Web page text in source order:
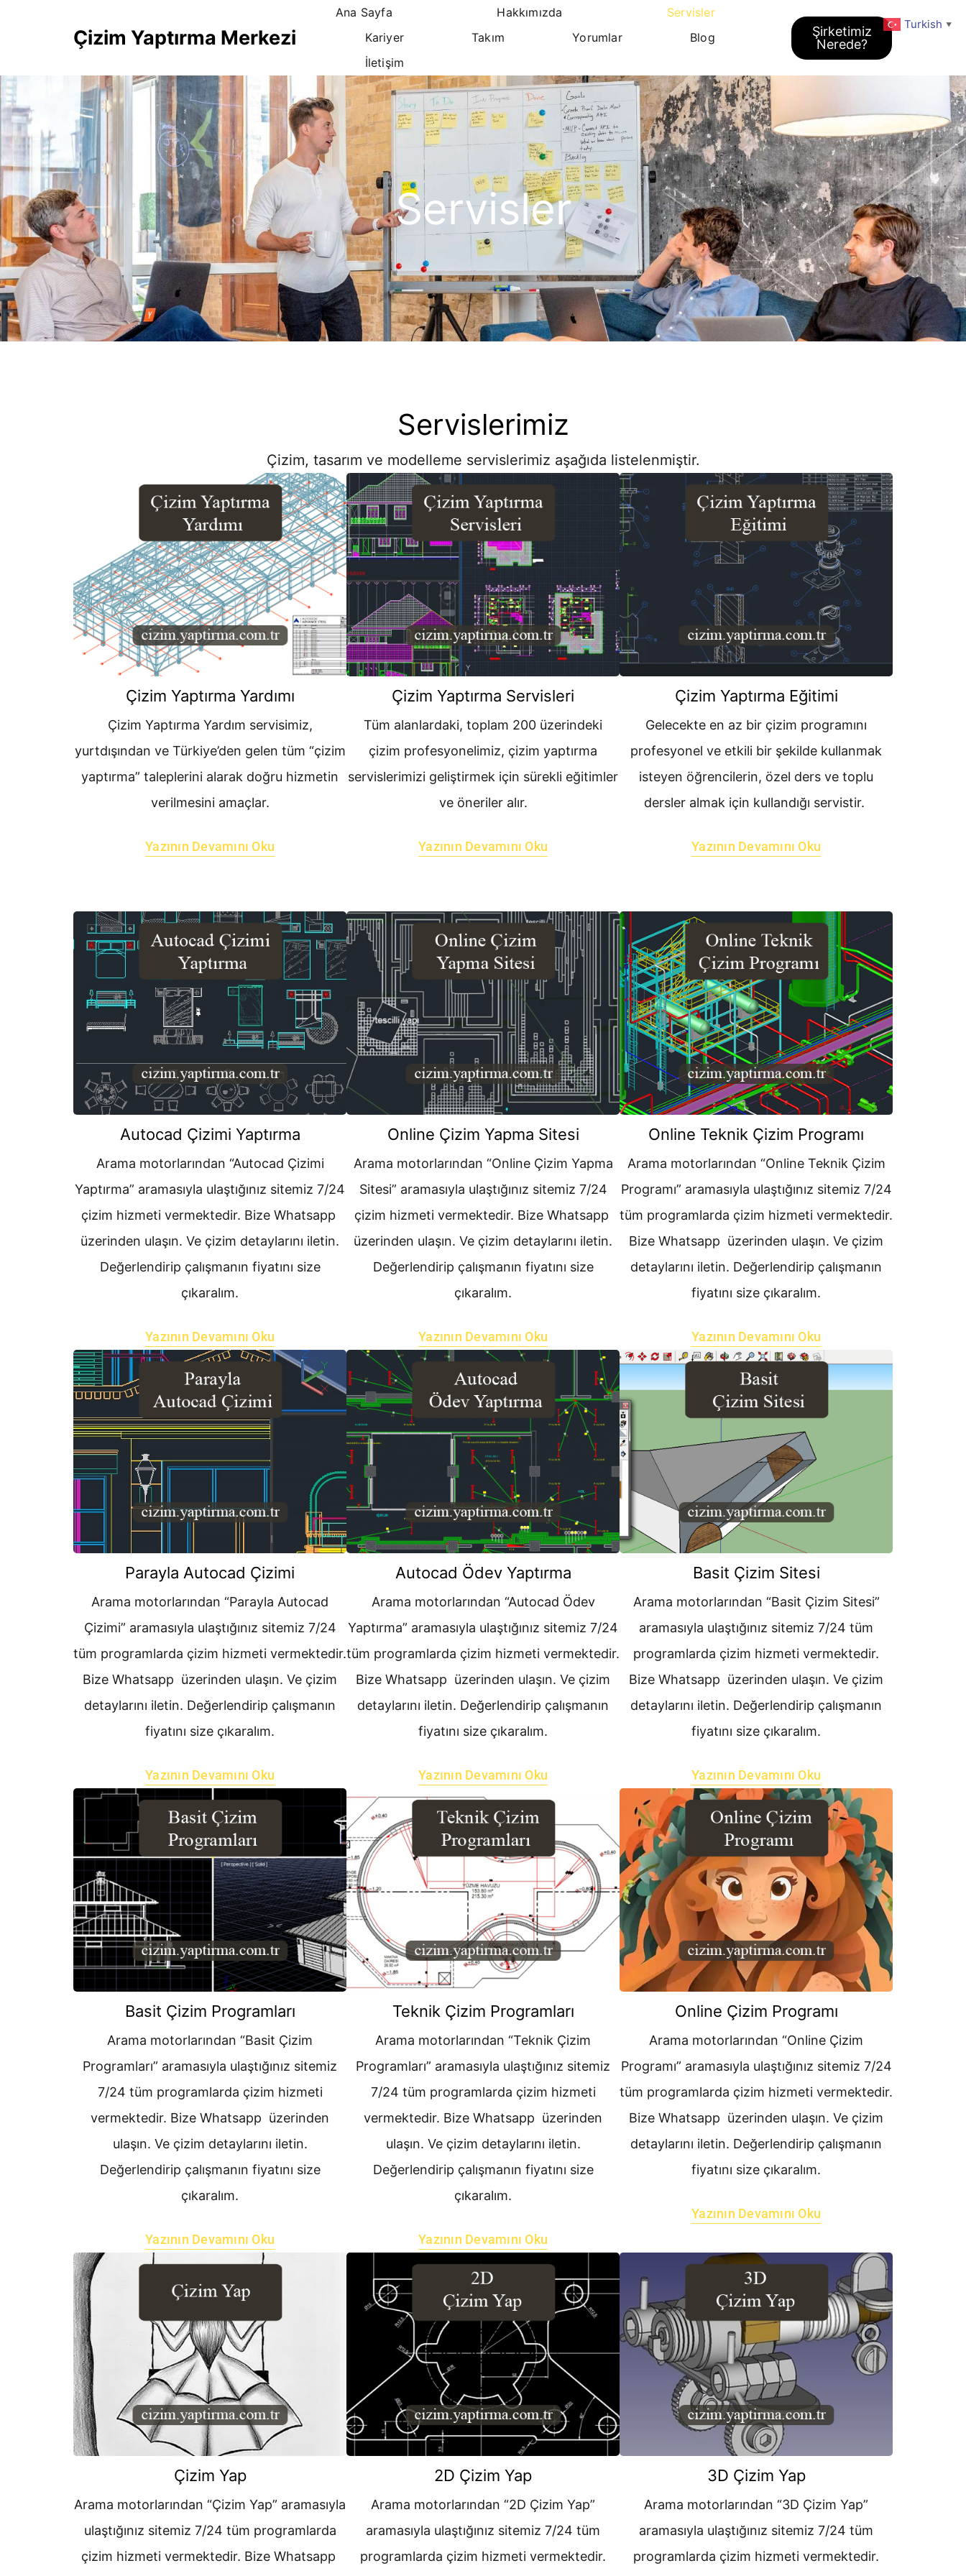
Çizim Yaptırma Merkezi
Ana Sayfa Hakkımızda
Servisler
Kariyer
Takım Yorumlar
Blog
İletişim
Şirketimiz
Nerede?
Servisler
Servislerimiz
Çizim, tasarım ve modelleme servislerimiz aşağıda listelenmiştir.
Çizim Yaptırma Yardımı
Çizim Yaptırma Yardım servisimiz,
yurtdışından ve Türkiye’den gelen tüm “çizim
yaptırma” taleplerini alarak doğru hizmetin
verilmesini amaçlar.
Yazının Devamını Oku
Çizim Yaptırma Servisleri
Tüm alanlardaki, toplam 200 üzerindeki
çizim profesyonelimiz, çizim yaptırma
servislerimizi geliştirmek için sürekli eğitimler
ve öneriler alır.
Yazının Devamını Oku
Çizim Yaptırma Eğitimi
Gelecekte en az bir çizim programını
profesyonel ve etkili bir şekilde kullanmak
isteyen öğrencilerin, özel ders ve toplu
dersler almak için kullandığı servistir.
Yazının Devamını Oku
Autocad Çizimi Yaptırma
Arama motorlarından “Autocad Çizimi
Yaptırma” aramasıyla ulaştığınız sitemiz 7/24
çizim hizmeti vermektedir. Bize Whatsapp
üzerinden ulaşın. Ve çizim detaylarını iletin.
Değerlendirip çalışmanın fiyatını size
çıkaralım.
Yazının Devamını Oku
Online Çizim Yapma Sitesi
Arama motorlarından “Online Çizim Yapma
Sitesi” aramasıyla ulaştığınız sitemiz 7/24
çizim hizmeti vermektedir. Bize Whatsapp
üzerinden ulaşın. Ve çizim detaylarını iletin.
Değerlendirip çalışmanın fiyatını size
çıkaralım.
Yazının Devamını Oku
Online Teknik Çizim Programı
Arama motorlarından “Online Teknik Çizim
Programı” aramasıyla ulaştığınız sitemiz 7/24
tüm programlarda çizim hizmeti vermektedir.
Bize Whatsapp üzerinden ulaşın. Ve çizim
detaylarını iletin. Değerlendirip çalışmanın
fiyatını size çıkaralım.
Yazının Devamını Oku
Parayla Autocad Çizimi
Arama motorlarından “Parayla Autocad
Çizimi” aramasıyla ulaştığınız sitemiz 7/24
tüm programlarda çizim hizmeti vermektedir.
Bize Whatsapp üzerinden ulaşın. Ve çizim
detaylarını iletin. Değerlendirip çalışmanın
fiyatını size çıkaralım.
Yazının Devamını Oku
Autocad Ödev Yaptırma
Arama motorlarından “Autocad Ödev
Yaptırma” aramasıyla ulaştığınız sitemiz 7/24
tüm programlarda çizim hizmeti vermektedir.
Bize Whatsapp üzerinden ulaşın. Ve çizim
detaylarını iletin. Değerlendirip çalışmanın
fiyatını size çıkaralım.
Yazının Devamını Oku
Basit Çizim Sitesi
Arama motorlarından “Basit Çizim Sitesi”
aramasıyla ulaştığınız sitemiz 7/24 tüm
programlarda çizim hizmeti vermektedir.
Bize Whatsapp üzerinden ulaşın. Ve çizim
detaylarını iletin. Değerlendirip çalışmanın
fiyatını size çıkaralım.
Yazının Devamını Oku
Basit Çizim Programları
Arama motorlarından “Basit Çizim
Programları” aramasıyla ulaştığınız sitemiz
7/24 tüm programlarda çizim hizmeti
vermektedir. Bize Whatsapp üzerinden
ulaşın. Ve çizim detaylarını iletin.
Değerlendirip çalışmanın fiyatını size
çıkaralım.
Yazının Devamını Oku
Teknik Çizim Programları
Arama motorlarından “Teknik Çizim
Programları” aramasıyla ulaştığınız sitemiz
7/24 tüm programlarda çizim hizmeti
vermektedir. Bize Whatsapp üzerinden
ulaşın. Ve çizim detaylarını iletin.
Değerlendirip çalışmanın fiyatını size
çıkaralım.
Yazının Devamını Oku
Online Çizim Programı
Arama motorlarından “Online Çizim
Programı” aramasıyla ulaştığınız sitemiz 7/24
tüm programlarda çizim hizmeti vermektedir.
Bize Whatsapp üzerinden ulaşın. Ve çizim
detaylarını iletin. Değerlendirip çalışmanın
fiyatını size çıkaralım.
Yazının Devamını Oku
Çizim Yap
Arama motorlarından “Çizim Yap” aramasıyla
ulaştığınız sitemiz 7/24 tüm programlarda
çizim hizmeti vermektedir. Bize Whatsapp
2D Çizim Yap
Arama motorlarından “2D Çizim Yap”
aramasıyla ulaştığınız sitemiz 7/24 tüm
programlarda çizim hizmeti vermektedir.
3D Çizim Yap
Arama motorlarından “3D Çizim Yap”
aramasıyla ulaştığınız sitemiz 7/24 tüm
programlarda çizim hizmeti vermektedir.
Turkish ▼